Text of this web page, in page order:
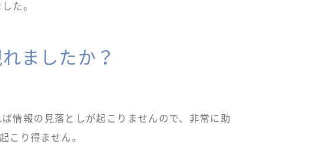
た。
ましたか？
情報の見落としが起こりませんので、非常に助
こり得ません。